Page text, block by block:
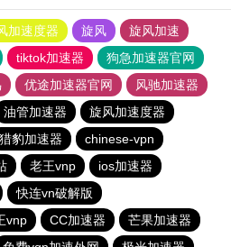
加速度器 旋风
旋风加速
tiktok加速器
狗急加速器官网
优途加速器官网
风驰加速器
油管加速器
旋风加速度器
猎豹加速器
chinese-vpn
老王vnp
ios加速器
快连vn破解版
vnp CC加速器
芒果加速器